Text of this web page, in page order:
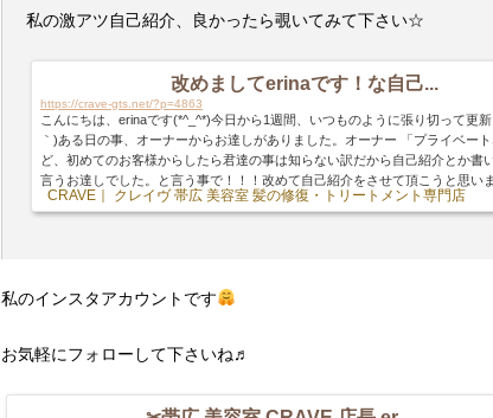
私の激アツ自己紹介、良かったら覗いてみて下さい☆
改めましてerinaです！な自己...
https://crave-gts.net/?p=4863
こんにちは、erinaです(*^_^*)今日から1週間、いつものように張り切って更
｀)ある日の事、オーナーからお達しがありました。オーナー 「プライベー
ど、初めてのお客様からしたら君達の事は知らない訳だから自己紹介とか書
言うお達しでした。と言う事で！！！改めて自己紹介をさせて頂こうと思い
inaです！【血液型】O型。。。によく間違われますがB型ですm(_ _)m皆さん
_;)笑【趣味】ドライブ・ダンス・甥っ子&姪っ子&愛犬に...
CRAVE｜ クレイヴ 帯広 美容室 髪の修復・トリートメント専門店
私のインスタアカウントです
お気軽にフォローして下さいね♬